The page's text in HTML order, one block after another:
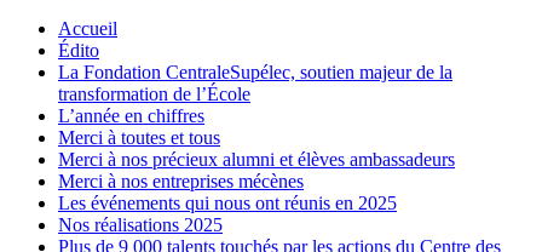
Accueil
Édito
La Fondation CentraleSupélec, soutien majeur de la
transformation de l’École
L’année en chiffres
Merci à toutes et tous
Merci à nos précieux alumni et élèves ambassadeurs
Merci à nos entreprises mécènes
Les événements qui nous ont réunis en 2025
Nos réalisations 2025
Plus de 9 000 talents touchés par les actions du Centre des